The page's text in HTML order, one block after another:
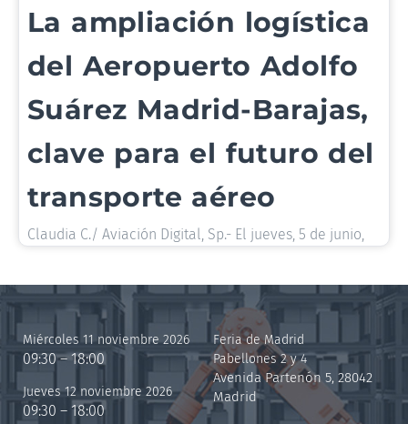
La ampliación logística
del Aeropuerto Adolfo
Suárez Madrid-Barajas,
clave para el futuro del
transporte aéreo
Claudia C./ Aviación Digital, Sp.- El jueves, 5 de junio,
Miércoles 11 noviembre 2026
09:30 – 18:00
Jueves 12 noviembre 2026
09:30 – 18:00
Feria de Madrid
Pabellones 2 y 4
Avenida Partenón 5, 28042
Madrid